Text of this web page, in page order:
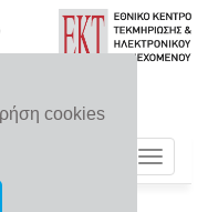
cookies
Toggle